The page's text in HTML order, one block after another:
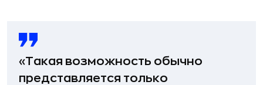
«Такая возможность обычно
представляется только